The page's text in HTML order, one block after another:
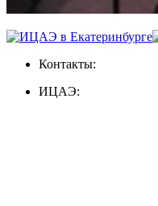
Контакты:
ИЦАЭ: